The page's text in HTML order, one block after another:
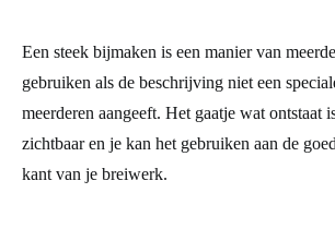
Een steek bijmaken is een manier van
gebruiken als de beschrijving niet een
meerderen aangeeft. Het gaatje wat ontstaat
zichtbaar en je kan het gebruiken aan de
kant van je breiwerk.